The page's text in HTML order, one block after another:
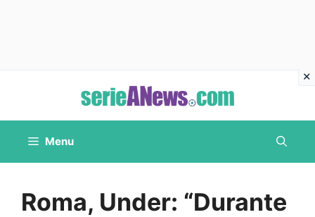
contenuto
Menu
Roma, Under: “Durante